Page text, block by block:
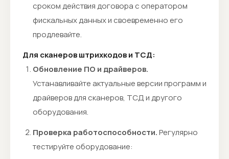
сроком действия договора с оператором
фискальных данных и своевременно его
продлевайте.
Для сканеров штрихкодов и ТСД:
Обновление ПО и драйверов.
Устанавливайте актуальные версии программ и
драйверов для сканеров, ТСД и другого
оборудования.
Проверка работоспособности.Регулярно
тестируйте оборудование: